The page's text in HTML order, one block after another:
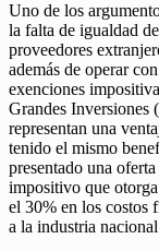
Uno de los
la falta de igualdad
proveedores
además de operar
exenciones
Grandes Inversiones
representan una
tenido el mismo
presentado una
impositivo que
el 30% en los costos
a la industria